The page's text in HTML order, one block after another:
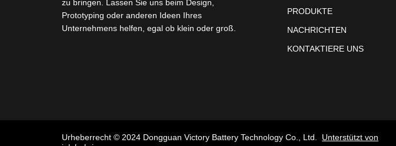
zu bringen. Lassen Sie uns beim Design,
Prototyping oder anderen Ideen Ihres
Unternehmens helfen, egal ob klein oder groß.
PRODUKTE
NACHRICHTEN
KONTAKTIERE UNS
Urheberrecht © 2024 Dongguan Victory Battery Technology Co., Ltd.
Unterstützt von